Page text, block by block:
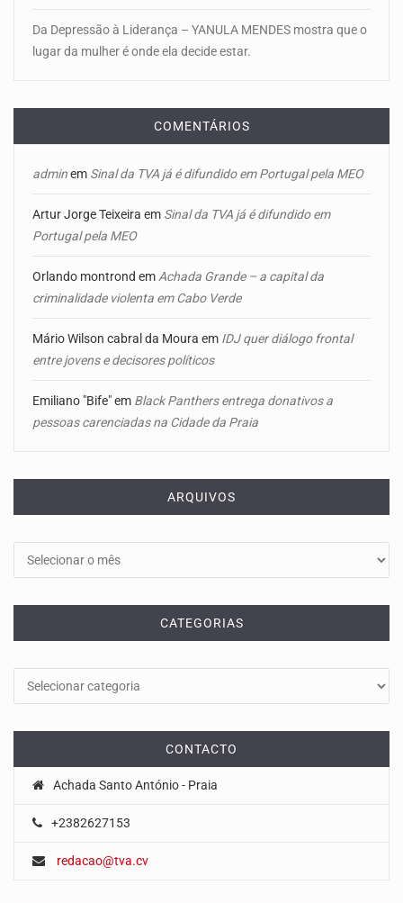
Da Depressão à Liderança – YANULA MENDES mostra que o
lugar da mulher é onde ela decide estar.
COMENTÁRIOS
adminem Sinal da TVA já é difundido em Portugal pela MEO
Artur Jorge Teixeira em Sinal da TVA já é difundido em
Portugal pela MEO
Orlando montrond em Achada Grande – a capital da
criminalidade violenta em Cabo Verde
Mário Wilson cabral da Moura em IDJ quer diálogo frontal
entre jovens e decisores políticos
Emiliano "Bife"em Black Panthers entrega donativos a
pessoas carenciadas na Cidade da Praia
ARQUIVOS
CATEGORIAS
CONTACTO
Achada Santo António - Praia
+2382627153
redacao@tva.cv